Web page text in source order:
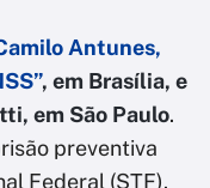
Antunes,
, em Brasília, e
em São Paulo.
preventiva
Federal (STF).